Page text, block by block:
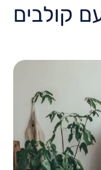
קולבים